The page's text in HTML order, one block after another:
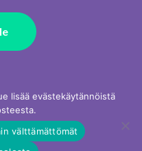
lisää evästekäytännöistä
välttämättömät